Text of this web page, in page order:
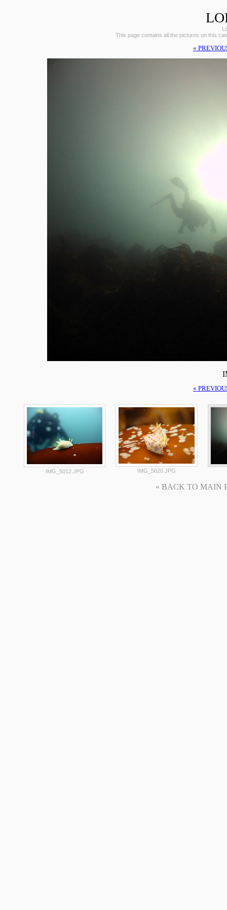
This page contains all the pictures on this
«
«
IMG_5012.JPG IMG_5020.JPG
« BACK TO MAIN